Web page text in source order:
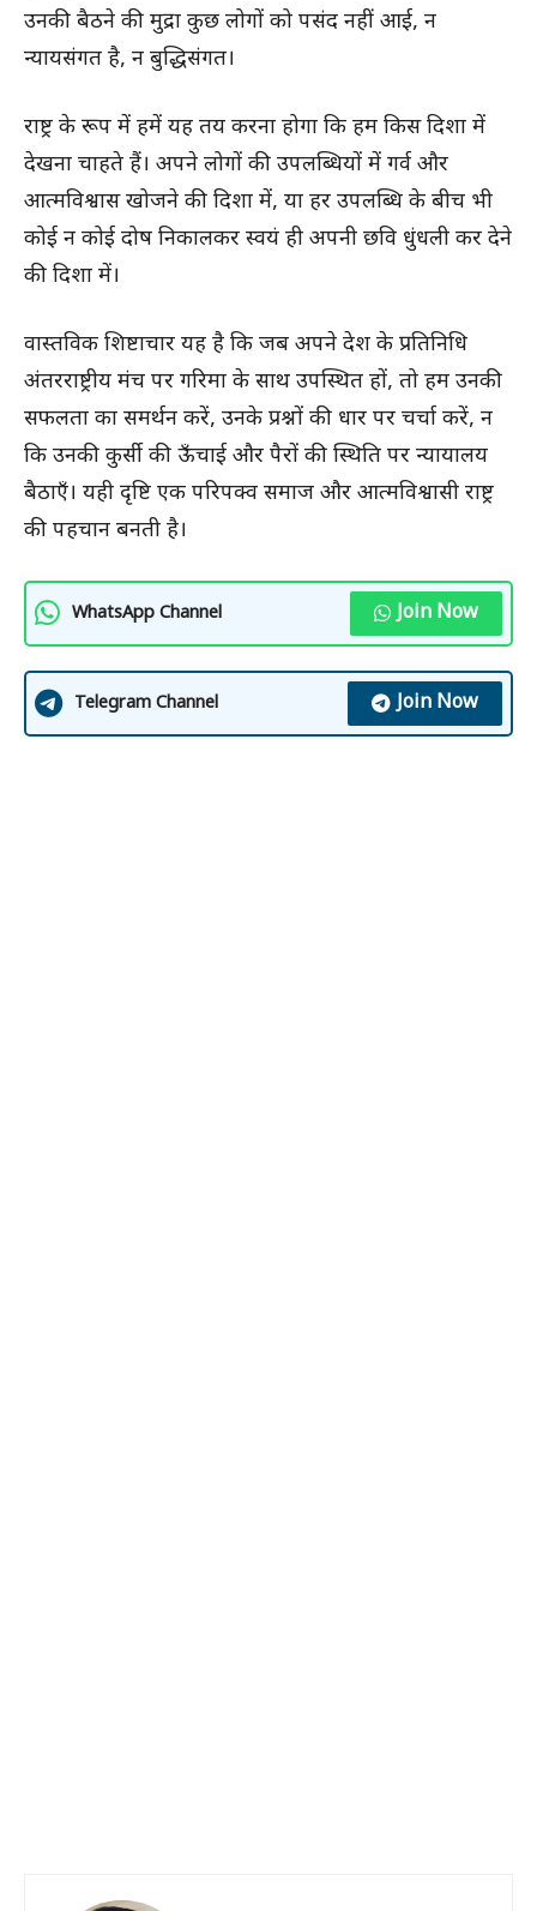
उनकी बैठने की मुद्रा कुछ लोगों को पसंद नहीं आई, न
न्यायसंगत है, न बुद्धिसंगत।
राष्ट्र के रूप में हमें यह तय करना होगा कि हम किस दिशा में
देखना चाहते हैं। अपने लोगों की उपलब्धियों में गर्व और
आत्मविश्वास खोजने की दिशा में, या हर उपलब्धि के बीच भी
कोई न कोई दोष निकालकर स्वयं ही अपनी छवि धुंधली कर देने
की दिशा में।
वास्तविक शिष्टाचार यह है कि जब अपने देश के प्रतिनिधि
अंतरराष्ट्रीय मंच पर गरिमा के साथ उपस्थित हों, तो हम उनकी
सफलता का समर्थन करें, उनके प्रश्नों की धार पर चर्चा करें, न
कि उनकी कुर्सी की ऊँचाई और पैरों की स्थिति पर न्यायालय
बैठाएँ। यही दृष्टि एक परिपक्व समाज और आत्मविश्वासी राष्ट्र
की पहचान बनती है।
WhatsApp Channel Join Now
Telegram Channel Join Now